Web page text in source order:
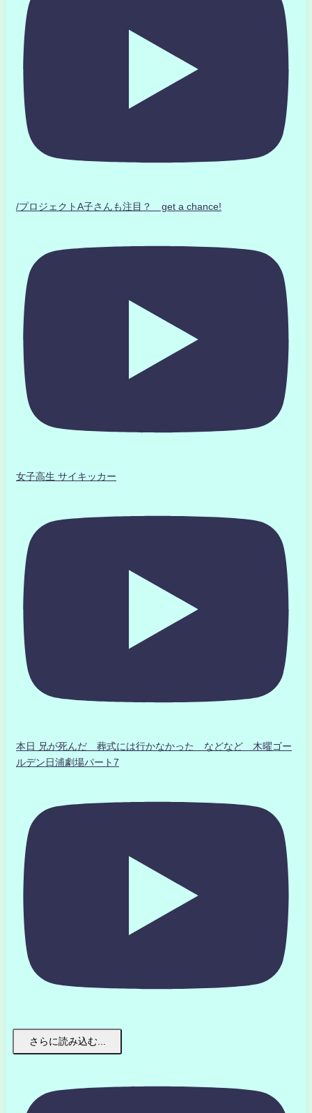
/プロジェクトA子さんも注目？ get a chance!
女子高生 サイキッカー
本日 兄が死んだ 葬式には行かなかった などなど 木曜ゴー
ルデン日浦劇場パート7
さらに読み込む...